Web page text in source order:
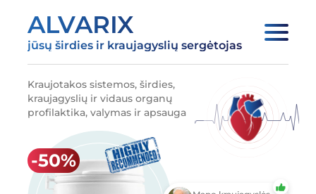
ALVARIX
jūsų širdies ir kraujagyslių sergėtojas
Kraujotakos sistemos, širdies,
kraujagyslių ir vidaus organų
profilaktika, valymas ir apsauga